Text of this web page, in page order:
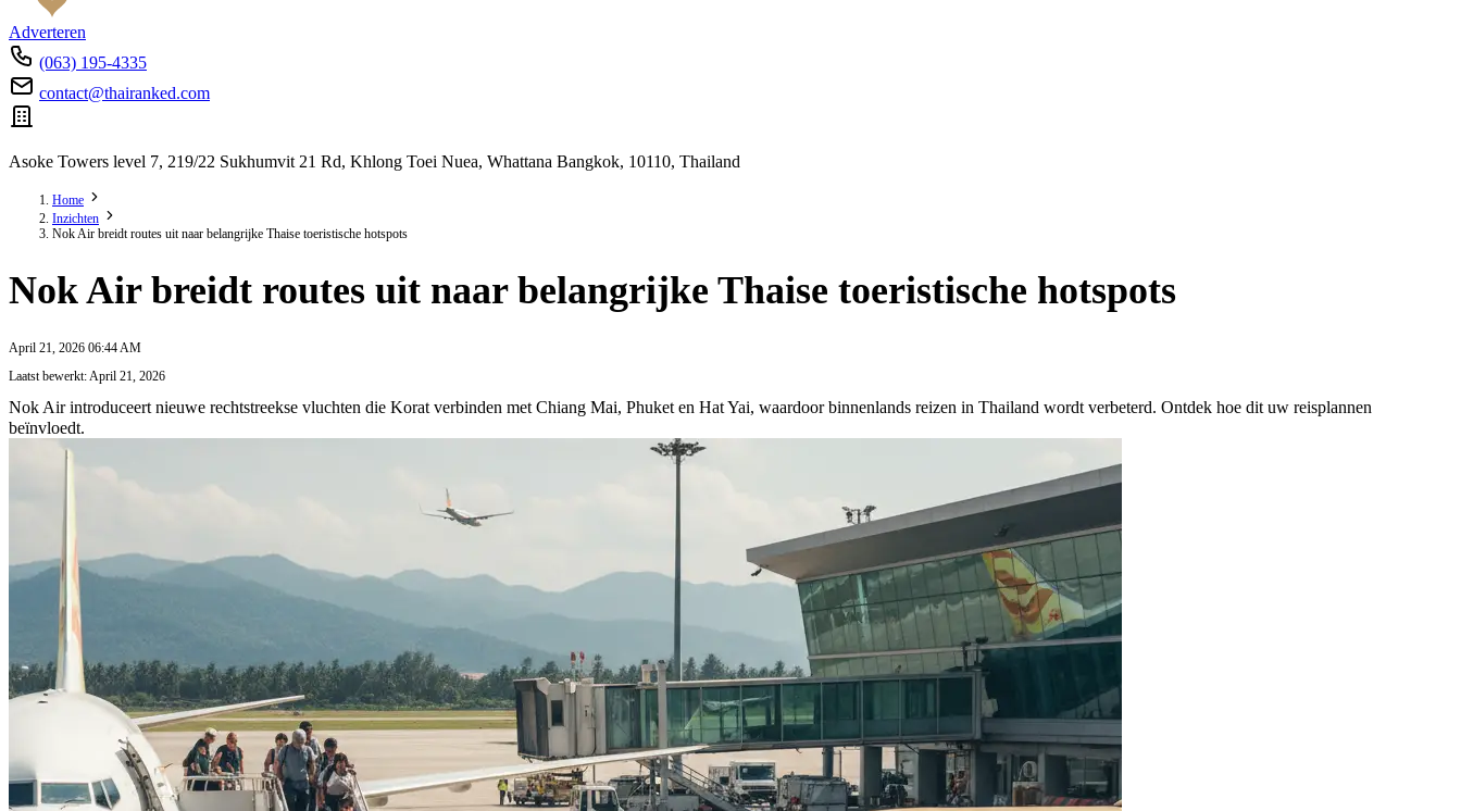
Adverteren
(063) 195-4335
contact@thairanked.com
Asoke Towers level 7, 219/22 Sukhumvit 21 Rd, Khlong Toei Nuea, Whattana Bangkok, 10110, Thailand
Home
Inzichten
Nok Air breidt routes uit naar belangrijke Thaise toeristische hotspots
Nok Air breidt routes uit naar belangrijke Thaise toeristische hotspots
April 21, 2026 06:44 AM
Laatst bewerkt: April 21, 2026
Nok Air introduceert nieuwe rechtstreekse vluchten die Korat verbinden met Chiang Mai, Phuket en Hat Yai, waardoor binnenlands reizen in Thailand wordt verbeterd. Ontdek hoe dit uw reisplannen
beïnvloedt.